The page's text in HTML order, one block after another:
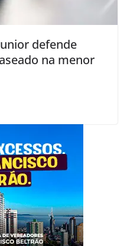
defende
na menor